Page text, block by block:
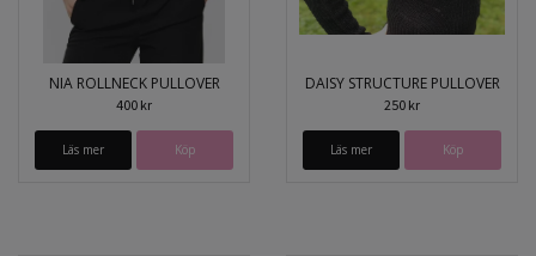
NIA ROLLNECK PULLOVER
400 kr
Läs mer Köp
DAISY STRUCTURE PULLOVER
250 kr
Läs mer Köp